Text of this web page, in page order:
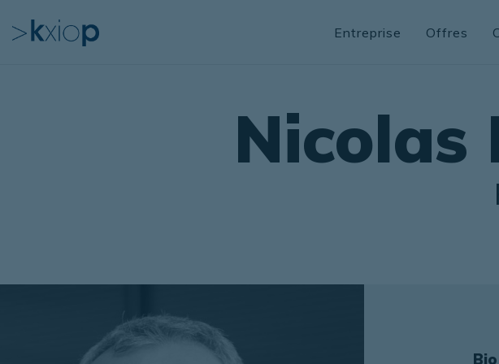
Entreprise Offres
Nicolas
Bio